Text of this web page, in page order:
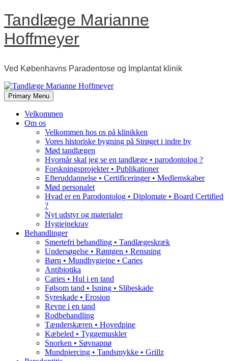
Skip
to
content
Tandlæge Marianne
Hoffmeyer
Ved Københavns Paradentose og Implantat klinik
Primary Menu
Velkommen
Om os
Velkommen hos os på klinikken
Vores historiske bygning på Strøget i indre by
Mød tandlægen
Hvornår skal jeg se en tandlæge • parodontolog ?
Forskningsprojekter • Publikationer
Efteruddannelse • Certificeringer • Medlemskaber
Mød personalet
Hvad er en Parodontolog • Diplomate • Board Certified
?
Nyt udstyr og materialer
Hygiejnekrav
Behandlinger
Smertefri behandling • Tandlægeskræk
Undersøgelse • Røntgen • Rensning
Børn • Mundhygiejne • Caries
Antibiotika
Caries • Hul i en tand
Følsom tand • Isning • Slibeskade
Syreskade • Erosion
Revne i en tand
Rodbehandling
Tænderskæren • Hovedpine
Kæbeled • Tyggemuskler
Snorken • Søvnapnø
Mundpiercing • Tandsmykke • Grillz